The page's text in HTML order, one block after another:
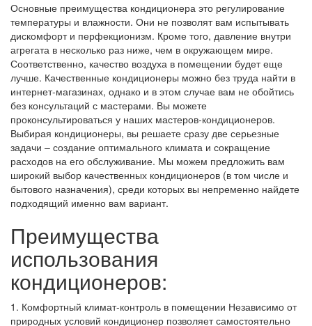
Основные преимущества кондиционера это регулирование
температуры и влажности. Они не позволят вам испытывать
дискомфорт и перфекционизм. Кроме того, давление внутри
агрегата в несколько раз ниже, чем в окружающем мире.
Соответственно, качество воздуха в помещении будет еще
лучше. Качественные кондиционеры можно без труда найти в
интернет-магазинах, однако и в этом случае вам не обойтись
без консультаций с мастерами. Вы можете
проконсультироваться у наших мастеров-кондиционеров.
Выбирая кондиционеры, вы решаете сразу две серьезные
задачи – создание оптимального климата и сокращение
расходов на его обслуживание. Мы можем предложить вам
широкий выбор качественных кондиционеров (в том числе и
бытового назначения), среди которых вы непременно найдете
подходящий именно вам вариант.
Преимущества
использования
кондиционеров:
1. Комфортный климат-контроль в помещении Независимо от
природных условий кондиционер позволяет самостоятельно